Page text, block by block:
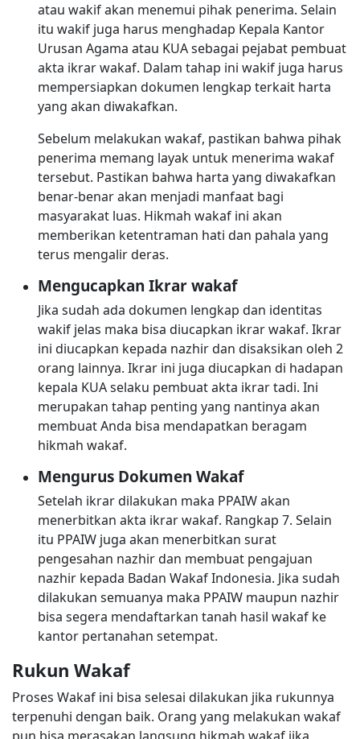
atau wakif akan menemui pihak penerima. Selain
itu wakif juga harus menghadap Kepala Kantor
Urusan Agama atau KUA sebagai pejabat pembuat
akta ikrar wakaf. Dalam tahap ini wakif juga harus
mempersiapkan dokumen lengkap terkait harta
yang akan diwakafkan.
Sebelum melakukan wakaf, pastikan bahwa pihak
penerima memang layak untuk menerima wakaf
tersebut. Pastikan bahwa harta yang diwakafkan
benar-benar akan menjadi manfaat bagi
masyarakat luas. Hikmah wakaf ini akan
memberikan ketentraman hati dan pahala yang
terus mengalir deras.
Mengucapkan Ikrar wakaf
Jika sudah ada dokumen lengkap dan identitas
wakif jelas maka bisa diucapkan ikrar wakaf. Ikrar
ini diucapkan kepada nazhir dan disaksikan oleh 2
orang lainnya. Ikrar ini juga diucapkan di hadapan
kepala KUA selaku pembuat akta ikrar tadi. Ini
merupakan tahap penting yang nantinya akan
membuat Anda bisa mendapatkan beragam
hikmah wakaf.
Mengurus Dokumen Wakaf
Setelah ikrar dilakukan maka PPAIW akan
menerbitkan akta ikrar wakaf. Rangkap 7. Selain
itu PPAIW juga akan menerbitkan surat
pengesahan nazhir dan membuat pengajuan
nazhir kepada Badan Wakaf Indonesia. Jika sudah
dilakukan semuanya maka PPAIW maupun nazhir
bisa segera mendaftarkan tanah hasil wakaf ke
kantor pertanahan setempat.
Rukun Wakaf
Proses Wakaf ini bisa selesai dilakukan jika rukunnya
terpenuhi dengan baik. Orang yang melakukan wakaf